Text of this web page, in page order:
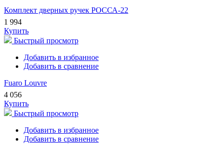
Комплект дверных ручек РОССА-22
1 994
Купить
Быстрый просмотр
Добавить в избранное
Добавить в сравнение
Fuaro Louvre
4 056
Купить
Быстрый просмотр
Добавить в избранное
Добавить в сравнение